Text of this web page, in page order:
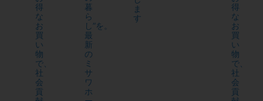
得
な
お
買
い
物
で、
社
会
貢
暮
ら
し”を。
最
新
の
ミ
サ
ワ
ホ
ま
す
得
な
お
買
い
物
で、
社
会
貢